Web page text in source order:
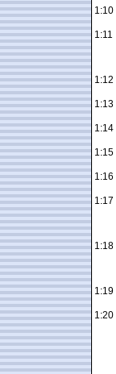
1:10
1:11
1:12
1:13
1:14
1:15
1:16
1:17
1:18
1:19
1:20